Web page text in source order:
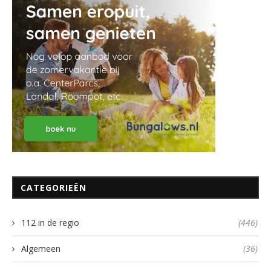
CATEGORIEËN
112 in de regio (446)
Algemeen (36)